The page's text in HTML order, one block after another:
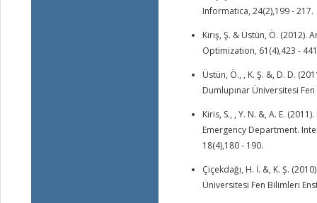
Informatica, 24(2),199 - 217.
Kırış, Ş. & Üstün, Ö.
Optimization, 61(4),423 -
Üstün, Ö., , K. Ş. &, D. D.
Dumlupınar Üniversitesi
Kiris, S., , Y. N. &, A. E.
Emergency Department.
18(4),180 - 190.
Çiçekdağı, H. İ. &, K. Ş.
Üniversitesi Fen Bilimleri